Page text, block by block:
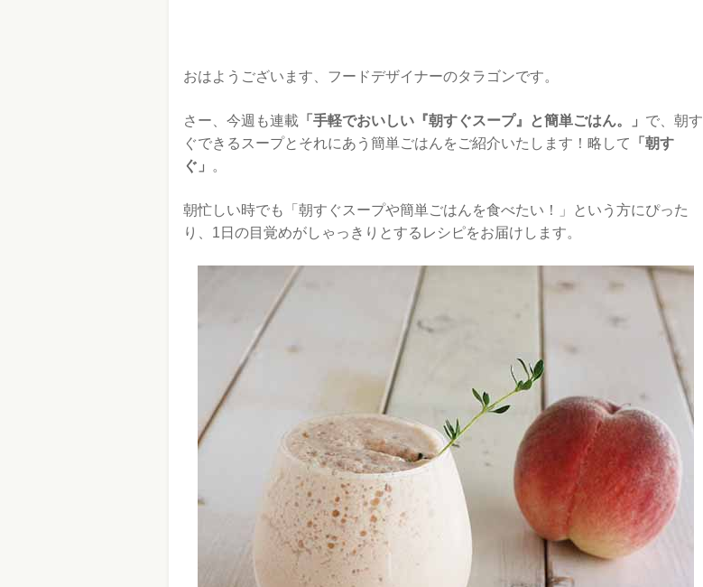
おはようございます、フードデザイナーのタラゴンです。
さー、今週も連載 「手軽でおいしい『朝すぐスープ』と簡単ごはん。」 で、朝す
ぐできるスープとそれにあう簡単ごはんをご紹介いたします！略して
「朝す
ぐ」
。
朝忙しい時でも「朝すぐスープや簡単ごはんを食べたい！」という方にぴった
り、1日の目覚めがしゃっきりとするレシピをお届けします。